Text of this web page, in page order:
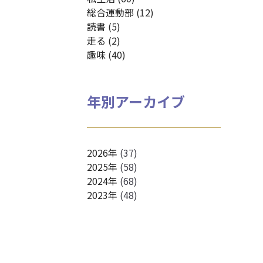
総合運動部 (12)
読書 (5)
走る (2)
趣味 (40)
年別アーカイブ
2026年 (37)
2025年 (58)
2024年 (68)
2023年 (48)